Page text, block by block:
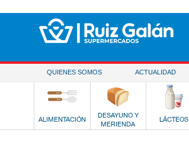
QUIENES SOMOS ACTUALIDAD
ALIMENTACIÓN
DESAYUNO Y
MERIENDA
LÁCTEOS